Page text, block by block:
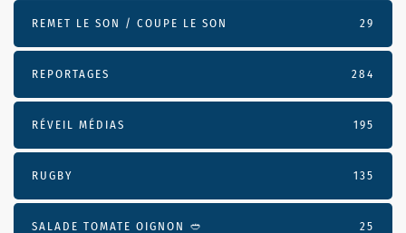
REMET LE SON / COUPE LE SON 29
REPORTAGES 284
RÉVEIL MÉDIAS 195
RUGBY 135
SALADE TOMATE OIGNON 🥙 25